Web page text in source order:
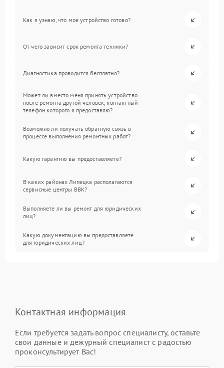
Как я узнаю, что мое устройство готово?
От чего зависит срок ремонта техники?
Диагностика проводится бесплатно?
Может ли вместо меня принять устройство
после ремонта другой человек, контактный
телефон которого я предоставлю?
Возможно ли получать обратную связь в
процессе выполнения ремонтных работ?
Какую гарантию вы предоставляете?
В каких районах Липецка располагаются
сервисные центры BBK?
Выполняете ли вы ремонт для юридических
лиц?
Какую документацию вы предоставляете
для юридических лиц?
Контактная информация
Если требуется задать вопрос специалисту, оставьте
свои данные и дежурный специалист с радостью
проконсультирует Вас!